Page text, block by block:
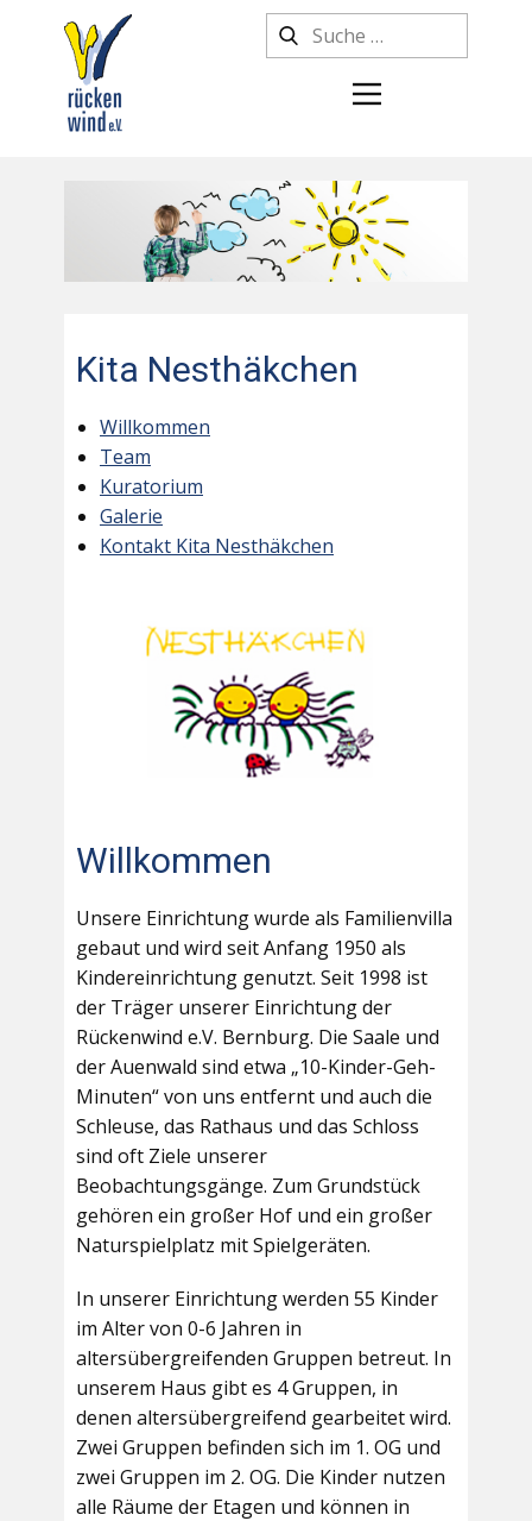
Kita Nesthäkchen
Willkommen
Team
Kuratorium
Galerie
Kontakt Kita Nesthäkchen
Willkommen
Unsere Einrichtung wurde als Familienvilla
gebaut und wird seit Anfang 1950 als
Kindereinrichtung genutzt. Seit 1998 ist
der Träger unserer Einrichtung der
Rückenwind e.V. Bernburg. Die Saale und
der Auenwald sind etwa „10-Kinder-Geh-
Minuten“ von uns entfernt und auch die
Schleuse, das Rathaus und das Schloss
sind oft Ziele unserer
Beobachtungsgänge. Zum Grundstück
gehören ein großer Hof und ein großer
Naturspielplatz mit Spielgeräten.
In unserer Einrichtung werden 55 Kinder
im Alter von 0-6 Jahren in
altersübergreifenden Gruppen betreut. In
unserem Haus gibt es 4 Gruppen, in
denen altersübergreifend gearbeitet wird.
Zwei Gruppen befinden sich im 1. OG und
zwei Gruppen im 2. OG. Die Kinder nutzen
alle Räume der Etagen und können in